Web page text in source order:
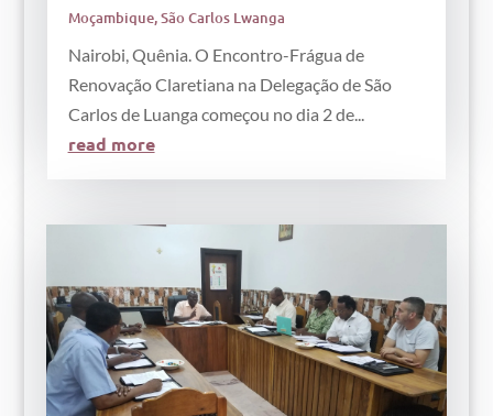
Moçambique,São Carlos Lwanga
Nairobi, Quênia. O Encontro-Frágua de
Renovação Claretiana na Delegação de São
Carlos de Luanga começou no dia 2 de...
read more